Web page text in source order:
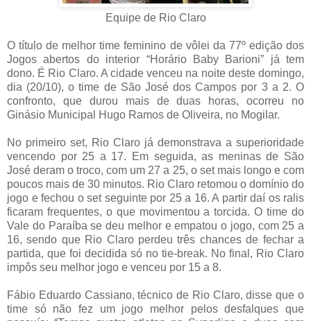
Equipe de Rio Claro
O título de melhor time feminino de vôlei da 77º edição dos
Jogos abertos do interior “Horário Baby Barioni” já tem
dono. É Rio Claro. A cidade venceu na noite deste domingo,
dia (20/10), o time de São José dos Campos por 3 a 2. O
confronto, que durou mais de duas horas, ocorreu no
Ginásio Municipal Hugo Ramos de Oliveira, no Mogilar.
No primeiro set, Rio Claro já demonstrava a superioridade
vencendo por 25 a 17. Em seguida, as meninas de São
José deram o troco, com um 27 a 25, o set mais longo e com
poucos mais de 30 minutos. Rio Claro retomou o domínio do
jogo e fechou o set seguinte por 25 a 16. A partir daí os ralis
ficaram frequentes, o que movimentou a torcida. O time do
Vale do Paraíba se deu melhor e empatou o jogo, com 25 a
16, sendo que Rio Claro perdeu três chances de fechar a
partida, que foi decidida só no tie-break. No final, Rio Claro
impôs seu melhor jogo e venceu por 15 a 8.
Fábio Eduardo Cassiano, técnico de Rio Claro, disse que o
time só não fez um jogo melhor pelos desfalques que